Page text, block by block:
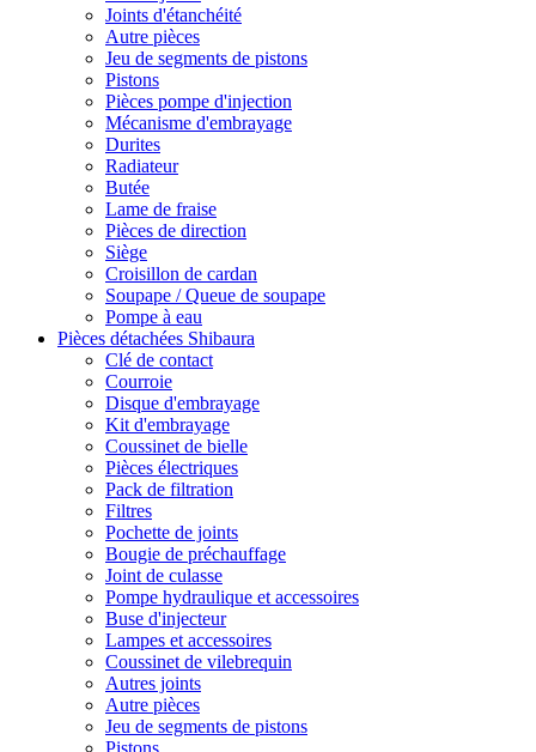
Joints d'étanchéité
Autre pièces
Jeu de segments de pistons
Pistons
Pièces pompe d'injection
Mécanisme d'embrayage
Durites
Radiateur
Butée
Lame de fraise
Pièces de direction
Siège
Croisillon de cardan
Soupape / Queue de soupape
Pompe à eau
Pièces détachées Shibaura
Clé de contact
Courroie
Disque d'embrayage
Kit d'embrayage
Coussinet de bielle
Pièces électriques
Pack de filtration
Filtres
Pochette de joints
Bougie de préchauffage
Joint de culasse
Pompe hydraulique et accessoires
Buse d'injecteur
Lampes et accessoires
Coussinet de vilebrequin
Autres joints
Autre pièces
Jeu de segments de pistons
Pistons